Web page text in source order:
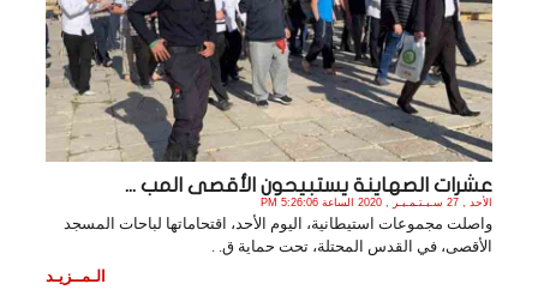
عشرات الصهاينة يستبيحون الأقصى المب ...
الأحد , 27 سـبـتـمـبـر , 2020 الساعة 5:26:06 PM
واصلت مجموعات استيطانية، اليوم الأحد، اقتحاماتها لباحات المسجد
الأقصى، في القدس المحتلة، تحت حماية ق. .
الـمــزيـد